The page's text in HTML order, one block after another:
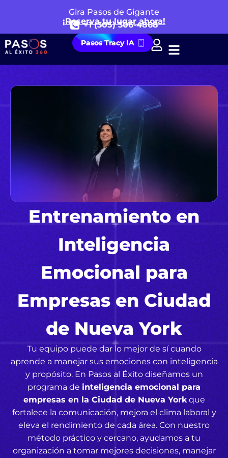
Gira Pasos de Gigante
¡Reserva tu lugar ahora!
+1 (305) 306-4868
Pasos Tracy IA
Entrenamiento en
Inteligencia
Emocional para
Empresas en Ciudad
de Nueva York
Tu equipo puede dar lo mejor de sí cuando
aprende a manejar sus emociones con inteligencia
y propósito. En Pasos al Éxito diseñamos un
programa de inteligencia emocional para
empresas en la Ciudad de Nueva Yorkque
fortalece la comunicación, mejora el clima laboral y
eleva el rendimiento de cada área. Con nuestro
método práctico y cercano, ayudamos a tu
organización a tomar mejores decisiones, manejar